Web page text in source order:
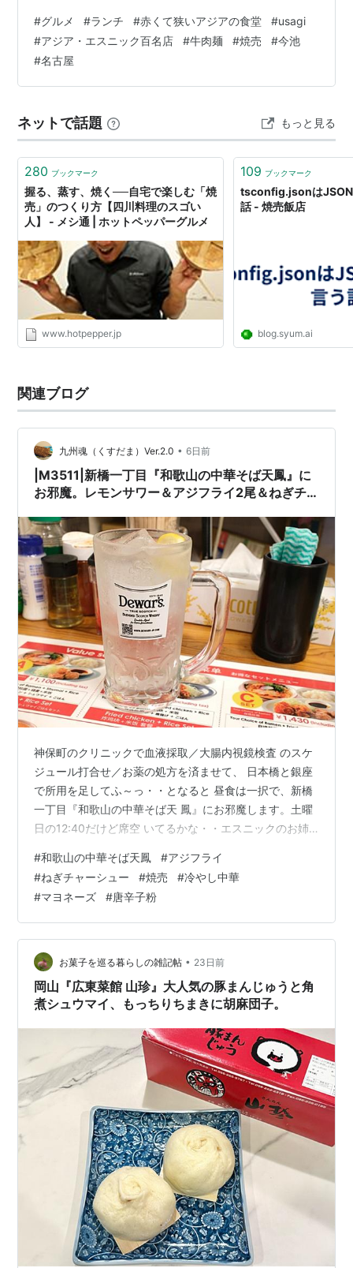
の食堂 usagi」になんとなく来てしまった・・・。なんで
わざわざ汗かきに来たのか？自分でもよく分からんのだ
が、ここの辛旨スープがどうしても無性に食したくなっ
てしまうからもう〜理屈ではないのだ。 今回も迷うこと
ているのだ！待つこと15分でようやく…
#グルメ #ランチ #赤くて狭いアジアの食堂 #usagi
#アジア・エスニック百名店 #牛肉麺 #焼売 #今池
#名古屋
ネットで話題 もっと見る
280 ブックマーク
握る、蒸す、焼く──自宅で楽しむ「焼
売」のつくり方【四川料理のスゴい
人】 - メシ通 | ホットペッパーグルメ
www.hotpepper.jp
109 ブックマーク
tsconfig.jsonはJSON
話 - 焼売飯店
blog.syum.ai
関連ブログ
九州魂（くすだま）Ver.2.0 • 6日前
|M3511|新橋一丁目『和歌山の中華そば天鳳』に
お邪魔。レモンサワー＆アジフライ2尾＆ねぎチ
中華のマヨ辛味変で締めて大満足・大満腹！
神保町のクリニックで血液採取／大腸内視鏡検査 のスケ
ジュール打合せ／お薬の処方を済ませて、 日本橋と銀座
で所用を足してふ～っ・・となると 昼食は一択で、新橋
一丁目『和歌山の中華そば天 鳳』にお邪魔します。土曜
日の12:40だけど席空 いてるかな・・エスニックのお姉
い！ 7月18日（土） 【Photo by FUJIFILM X100Ⅵ】 あ
っら〜、まだ自動券売機が直ってないんだ。口 頭発注だ
と大変だよね。 「すみません、現金でレモンサワー＠
400円とア ジフライ2尾＠300円とポテトフライ＠300円
をお ねがいします！はい、1000円札！」 …
#和歌山の中華そば天鳳 #アジフライ
#ねぎチャーシュー #焼売 #冷やし中華
#マヨネーズ #唐辛子粉
お菓子を巡る暮らしの雑記帖 • 23日前
岡山『広東菜館 山珍』大人気の豚まんじゅうと角
煮シュウマイ、もっちりちまきに胡麻団子。